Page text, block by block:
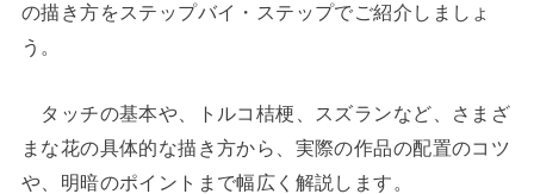
の描き方をステップバイ・ステップでご紹介しましょ
う。
タッチの基本や、トルコ桔梗、スズランなど、さまざ
まな花の具体的な描き方から、実際の作品の配置のコツ
や、明暗のポイントまで幅広く解説します。